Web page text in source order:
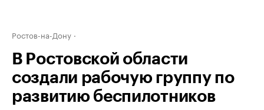
Ростов-на-Дону
В Ростовской области
создали рабочую группу по
развитию беспилотников